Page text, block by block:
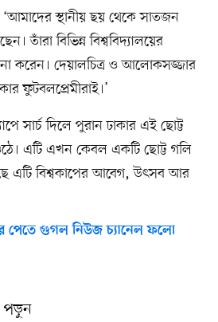
স্থানীয় ছয় থেকে সাতজন
তাঁরা বিভিন্ন বিশ্ববিদ্যালয়ের
করেন। দেয়ালচিত্র ও আলোকসজ্জার
ফুটবলপ্রেমীরাই।’
সার্চ দিলে পুরান ঢাকার এই ছোট্ট
এটি এখন কেবল একটি ছোট্ট গলি
এটি বিশ্বকাপের আবেগ, উৎসব আর
পেতে গুগল নিউজ চ্যানেল ফলো